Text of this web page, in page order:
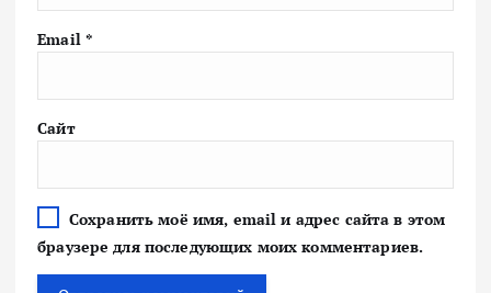
Email *
Сайт
Сохранить моё имя, email и адрес сайта в этом
браузере для последующих моих комментариев.